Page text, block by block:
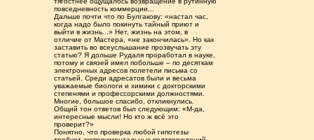
повседневность коммерции...
Дальше почти что по Булгакову: «настал час,
когда надо было покинуть тайный приют и
выйти в жизнь...» Нет, жизнь на этом, в
отличие от Мастера, «не закончилась». Но как
заставить во всеуслышание прозвучать эту
статью? Я дольше Рудаля проработал в науке,
потому и связей имел побольше – по десяткам
электронных адресов полетели письма со
статьей. Среди адресатов были и весьма
уважаемые биологи и химики с докторскими
степенями и профессорскими должностями.
Многие, большое спасибо, откликнулись.
Общий тон ответов был следующим: «М-да,
интересные мысли! Но кто ж всё это
проверит?»
Понятно, что проверка любой гипотезы